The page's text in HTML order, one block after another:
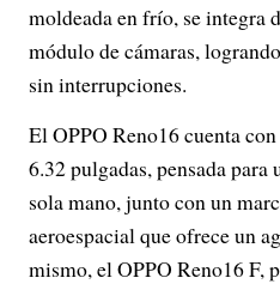
moldeada en frío, se integra
módulo de cámaras,
sin interrupciones.
El OPPO Reno16 cuenta
6.32 pulgadas, pensada
sola mano, junto con un
aeroespacial que ofrece un
mismo, el OPPO Reno16 F,